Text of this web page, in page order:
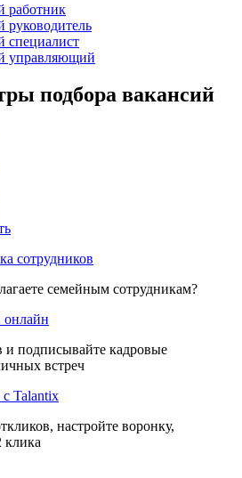
работник
руководитель
специалист
управляющий
подбора вакансий
сотрудников
семейным сотрудникам?
онлайн
и подписывайте кадровые
встреч
с Talantix
настройте воронку,
клика